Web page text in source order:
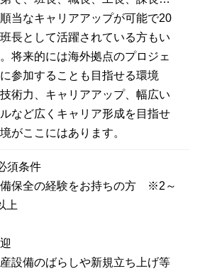
当なキャリアアップが可能で20
長として活躍されている方もい
将来的には海外拠点のプロジェ
参加することも目指せる環境
術力、キャリアアップ、幅広い
など広くキャリア形成を目指せ
がここにはあります。
須条件
備保全の経験をお持ちの方 ※2～
上
産設備のばらしや新規立ち上げ等